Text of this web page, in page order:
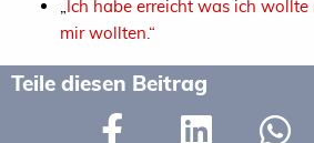
„Ich habe erreicht was ich
mir wollten.“
Teile diesen Beitrag